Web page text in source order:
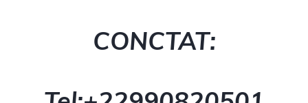
CONCTAT: